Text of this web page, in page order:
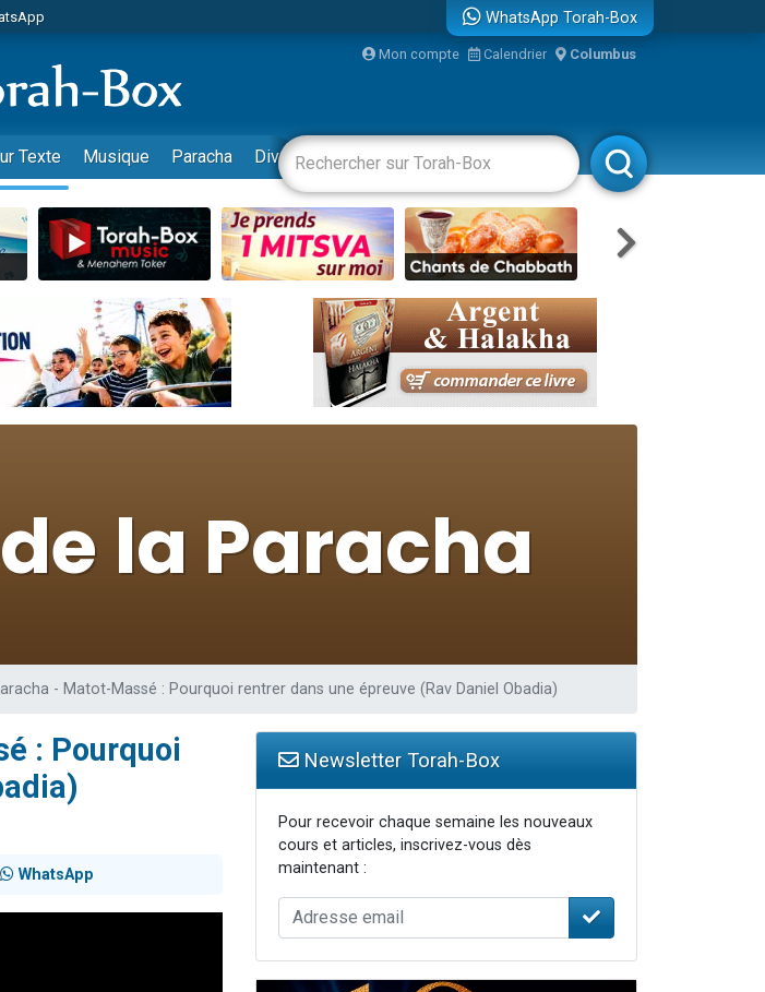
de vacances aux Orphelins
80 ans, dans un appartement insalubre
la jambe de Yohan
Zoom
WhatsApp Torah-Box
Mon compte Calendrier Columbus
Texte Musique Paracha Divertissements Livres Rabbanim
- Matot-Massé : Pourquoi rentrer dans une épreuve (Rav Daniel Obadia)
: Pourquoi
WhatsApp
Newsletter Torah-Box
Pour recevoir chaque semaine les nouveaux
cours et articles, inscrivez-vous dès
maintenant :